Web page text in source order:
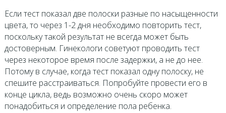
Если тест показал две полоски разные по насыщенности
цвета, то через 1-2 дня необходимо повторить тест,
поскольку такой результат не всегда может быть
достоверным. Гинекологи советуют проводить тест
через некоторое время после задержки, а не до нее.
Потому в случае, когда тест показал одну полоску, не
спешите расстраиваться. Попробуйте провести его в
конце цикла, ведь возможно очень скоро может
понадобиться и определение пола ребенка.